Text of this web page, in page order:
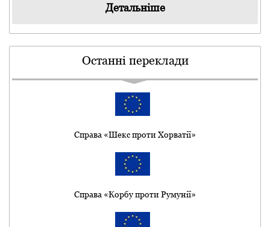
Детальніше
Останні переклади
Справа «Шекс проти Хорватії»
Справа «Корбу проти Румунії»